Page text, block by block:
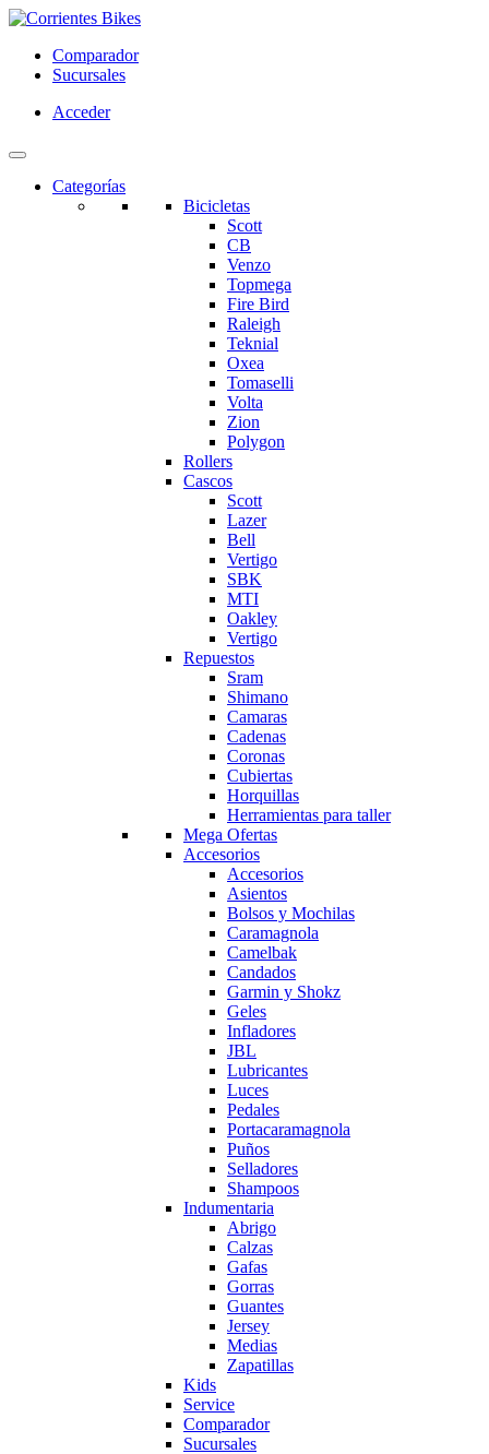
Comparador
Sucursales
Acceder
Categorías
Bicicletas
Scott
CB
Venzo
Topmega
Fire Bird
Raleigh
Teknial
Oxea
Tomaselli
Volta
Zion
Polygon
Rollers
Cascos
Scott
Lazer
Bell
Vertigo
SBK
MTI
Oakley
Vertigo
Repuestos
Sram
Shimano
Camaras
Cadenas
Coronas
Cubiertas
Horquillas
Herramientas para taller
Mega Ofertas
Accesorios
Accesorios
Asientos
Bolsos y Mochilas
Caramagnola
Camelbak
Candados
Garmin y Shokz
Geles
Infladores
JBL
Lubricantes
Luces
Pedales
Portacaramagnola
Puños
Selladores
Shampoos
Indumentaria
Abrigo
Calzas
Gafas
Gorras
Guantes
Jersey
Medias
Zapatillas
Kids
Service
Comparador
Sucursales